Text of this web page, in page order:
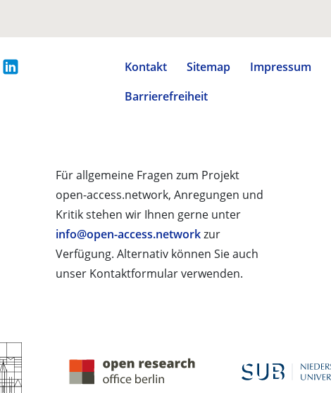
Kontakt Sitemap Impressum
Barrierefreiheit
Für allgemeine Fragen zum Projekt
open-access.network, Anregungen und
Kritik stehen wir Ihnen gerne unter
info@open-access.networkzur
Verfügung. Alternativ können Sie auch
unser Kontaktformular verwenden.